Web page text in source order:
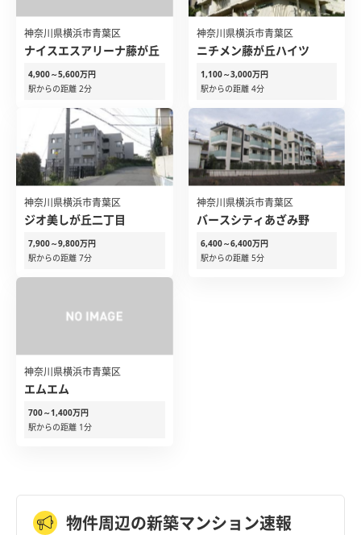
神奈川県横浜市青葉区
ナイスエスアリーナ藤が丘
4,900～5,600万円
駅からの距離 2分
神奈川県横浜市青葉区
ニチメン藤が丘ハイツ
1,100～3,000万円
駅からの距離 4分
神奈川県横浜市青葉区
ジオ美しが丘二丁目
7,900～9,800万円
駅からの距離 7分
神奈川県横浜市青葉区
バースシティあざみ野
6,400～6,400万円
駅からの距離 5分
神奈川県横浜市青葉区
エムエム
700～1,400万円
駅からの距離 1分
物件周辺の新築マンション速報